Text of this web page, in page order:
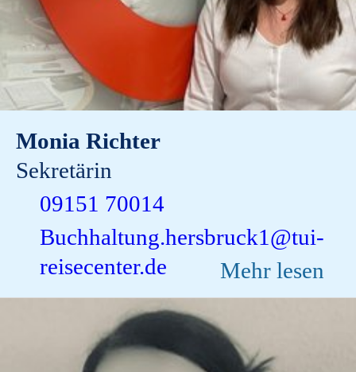
Monia Richter
Sekretärin
09151 70014
Buchhaltung.hersbruck1@tui-
reisecenter.de
Mehr lesen